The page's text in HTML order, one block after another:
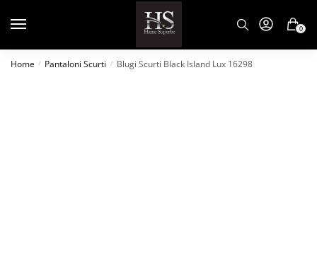
0
Home / Pantaloni Scurti / Blugi Scurti Black Island Lux 16298